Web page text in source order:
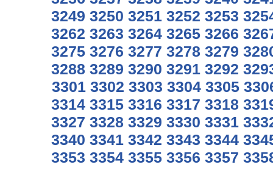
3249 3250 3251 3252 3253
3262 3263 3264 3265 3266
3275 3276 3277 3278 3279
3288 3289 3290 3291 3292
3301 3302 3303 3304 3305
3314 3315 3316 3317 3318
3327 3328 3329 3330 3331
3340 3341 3342 3343 3344
3353 3354 3355 3356 3357